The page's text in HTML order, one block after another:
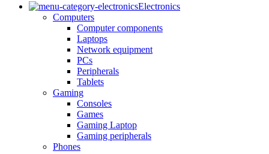
Electronics
Computers
Computer components
Laptops
Network equipment
PCs
Peripherals
Tablets
Gaming
Consoles
Games
Gaming Laptop
Gaming peripherals
Phones